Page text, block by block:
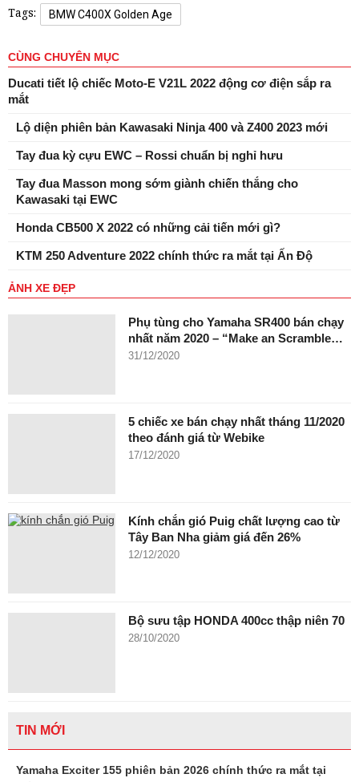
Tags: BMW C400X Golden Age
CÙNG CHUYÊN MỤC
Ducati tiết lộ chiếc Moto-E V21L 2022 động cơ điện sắp ra
mắt
Lộ diện phiên bản Kawasaki Ninja 400 và Z400 2023 mới
Tay đua kỳ cựu EWC – Rossi chuẩn bị nghỉ hưu
Tay đua Masson mong sớm giành chiến thắng cho
Kawasaki tại EWC
Honda CB500 X 2022 có những cải tiến mới gì?
KTM 250 Adventure 2022 chính thức ra mắt tại Ấn Độ
ẢNH XE ĐẸP
Phụ tùng cho Yamaha SR400 bán chạy
nhất năm 2020 – “Make an Scramble…
31/12/2020
5 chiếc xe bán chạy nhất tháng 11/2020
theo đánh giá từ Webike
17/12/2020
Kính chắn gió Puig chất lượng cao từ
Tây Ban Nha giảm giá đến 26%
12/12/2020
Bộ sưu tập HONDA 400cc thập niên 70
28/10/2020
TIN MỚI
Yamaha Exciter 155 phiên bản 2026 chính thức ra mắt tại